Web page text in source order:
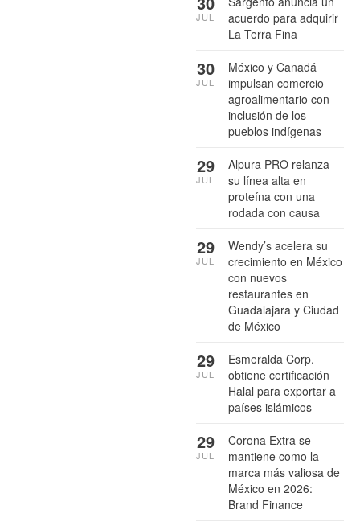
acuerdo para adquirir
La Terra Fina
JUL
México y Canadá
impulsan comercio
agroalimentario con
inclusión de los
pueblos indígenas
30
JUL
Alpura PRO relanza
su línea alta en
proteína con una
rodada con causa
29
JUL
Wendy’s acelera su
crecimiento en México
con nuevos
restaurantes en
Guadalajara y Ciudad
de México
29
JUL
Esmeralda Corp.
obtiene certificación
Halal para exportar a
países islámicos
29
JUL
Corona Extra se
mantiene como la
marca más valiosa de
México en 2026:
Brand Finance
29
JUL